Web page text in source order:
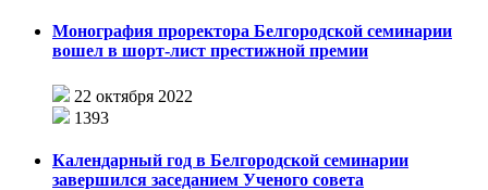
Монография проректора Белгородской семинарии
вошел в шорт-лист престижной премии
22 октября 2022
1393
Календарный год в Белгородской семинарии
завершился заседанием Ученого совета